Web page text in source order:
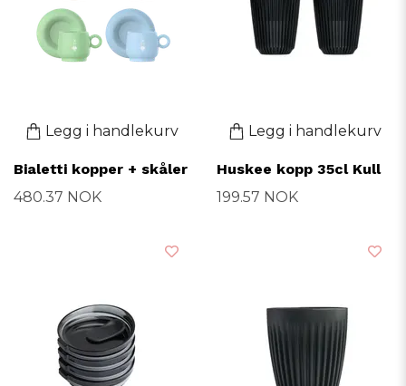
Legg i handlekurv
Bialetti kopper + skåler
480.37 NOK
Legg i handlekurv
Huskee kopp 35cl Kull
199.57 NOK